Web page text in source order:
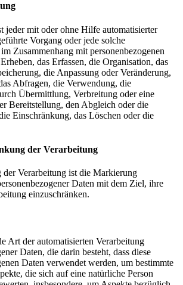
jeder mit oder ohne Hilfe automatisierter
Vorgang oder jede solche
Zusammenhang mit personenbezogenen
das Erfassen, die Organisation, das
die Anpassung oder Veränderung,
Abfragen, die Verwendung, die
Übermittlung, Verbreitung oder eine
Bereitstellung, den Abgleich oder die
Einschränkung, das Löschen oder die
der Verarbeitung
der Verarbeitung ist die Markierung
Daten mit dem Ziel, ihre
einzuschränken.
Art der automatisierten Verarbeitung
Daten, die darin besteht, dass diese
Daten verwendet werden, um bestimmte
die sich auf eine natürliche Person